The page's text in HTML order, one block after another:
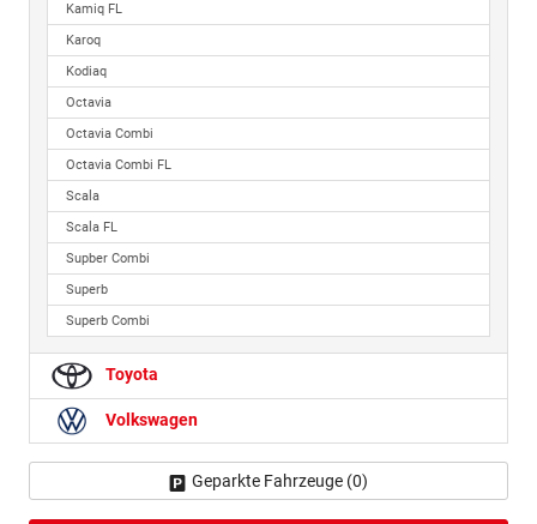
Kamiq FL
Karoq
Kodiaq
Octavia
Octavia Combi
Octavia Combi FL
Scala
Scala FL
Supber Combi
Superb
Superb Combi
Toyota
Volkswagen
Geparkte Fahrzeuge (0)